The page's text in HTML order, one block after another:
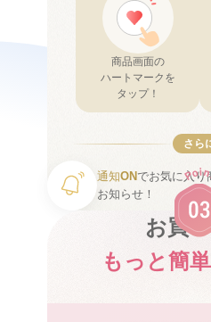
商品画面の
ハートマークを
タップ！
さら
通知ON でお気に入り
お知らせ！
お買
もっと簡